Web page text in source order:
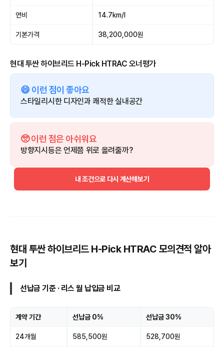
연비 14.7km/l
기본가격 38,200,000원
현대 투싼 하이브리드 H-Pick HTRAC 오너평가
😄 이런 점이 좋아요
스타일리시한 디자인과 쾌적한 실내공간
🥺 이런 점은 아쉬워요
방향지시등은 언제쯤 위로 올려줄까?
내 조건으로 다시 계산해보기
현대 투싼 하이브리드 H-Pick HTRAC 모의견적 알아
보기
선납금 기준 · 리스 월 납입금 비교
계약 기간 선납금 0% 선납금 30%
24개월 585,500원 528,700원